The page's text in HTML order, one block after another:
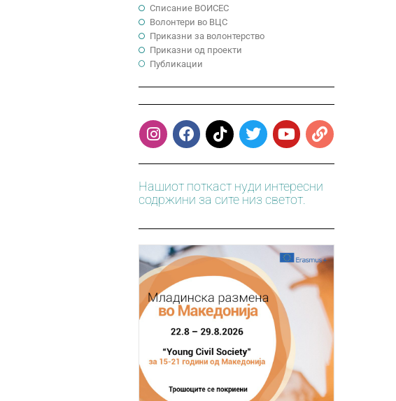
Cписание ВОИСЕС
Волонтери во ВЦС
Приказни за волонтерство
Приказни од проекти
Публикации
Нашиот поткаст нуди интересни
содржини за сите низ светот.